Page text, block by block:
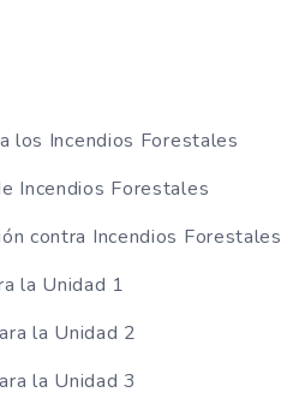
los Incendios Forestales
Incendios Forestales
contra Incendios Forestales
la Unidad 1
la Unidad 2
la Unidad 3